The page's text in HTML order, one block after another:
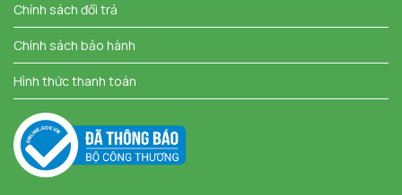
Chính sách đổi trả
Chính sách bảo hành
Hình thức thanh toán